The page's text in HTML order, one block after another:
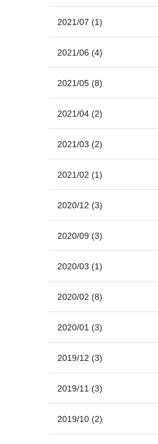
2021/07 (1)
2021/06 (4)
2021/05 (8)
2021/04 (2)
2021/03 (2)
2021/02 (1)
2020/12 (3)
2020/09 (3)
2020/03 (1)
2020/02 (8)
2020/01 (3)
2019/12 (3)
2019/11 (3)
2019/10 (2)